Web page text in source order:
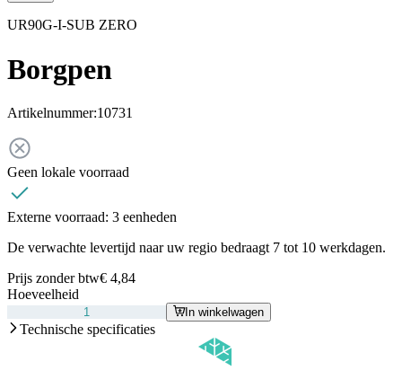
UR90G-I-SUB ZERO
Borgpen
Artikelnummer:10731
Geen lokale voorraad
Externe voorraad: 3 eenheden
De verwachte levertijd naar uw regio bedraagt 7 tot 10 werkdagen.
Prijs zonder btw€ 4,84
Hoeveelheid
In winkelwagen
Technische specificaties